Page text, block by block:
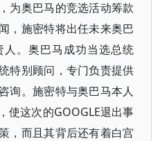
为奥巴马的竞选活动筹款
，施密特将出任未来奥巴
。奥巴马成功当选总统
特别顾问，专门负责提供
询。施密特与奥巴马本人
使这次的GOOGLE退出事
，而且其背后还有着白宫